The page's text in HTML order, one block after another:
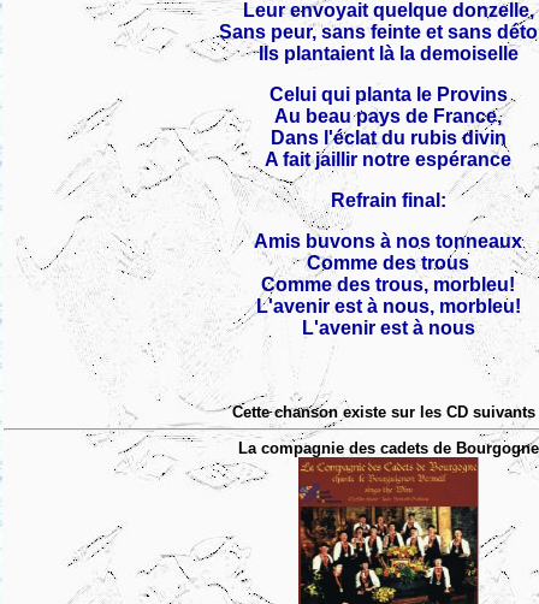
Leur envoyait quelque donzelle,
Sans peur, sans feinte et sans
Ils plantaient là la demoiselle
Celui qui planta le Provins
Au beau pays de France,
Dans l'éclat du rubis divin
A fait jaillir notre espérance
Refrain final:
Amis buvons à nos tonneaux
Comme des trous
Comme des trous, morbleu!
L'avenir est à nous, morbleu!
L'avenir est à nous
Cette chanson existe sur les CD suivants
La compagnie des cadets de Bourgogne